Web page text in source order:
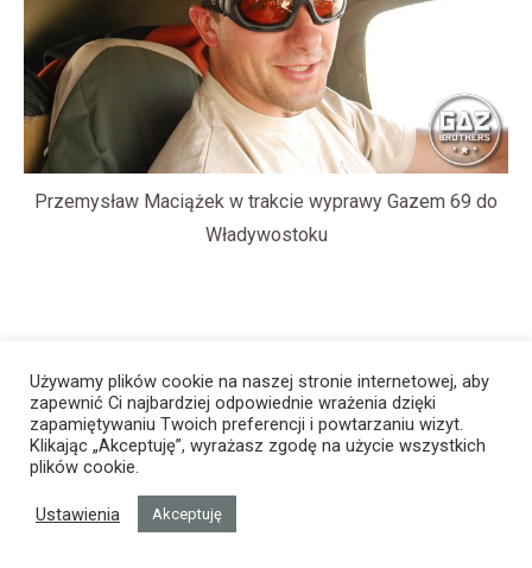
Przemysław Maciążek w trakcie wyprawy Gazem 69 do
Władywostoku
Używamy plików cookie na naszej stronie internetowej, aby
zapewnić Ci najbardziej odpowiednie wrażenia dzięki
zapamiętywaniu Twoich preferencji i powtarzaniu wizyt.
Klikając „Akceptuję”, wyrażasz zgodę na użycie wszystkich
plików cookie.
Ustawienia Akceptuję